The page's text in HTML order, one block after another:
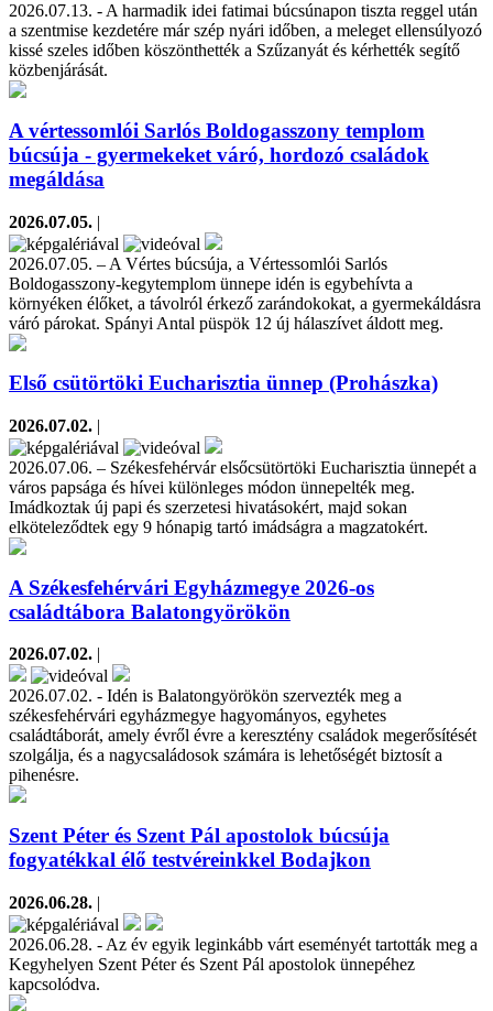
2026.07.13. - A harmadik idei fatimai búcsúnapon tiszta reggel után
a szentmise kezdetére már szép nyári időben, a meleget ellensúlyozó
kissé szeles időben köszönthették a Szűzanyát és kérhették segítő
közbenjárását.
A vértessomlói Sarlós Boldogasszony templom
búcsúja - gyermekeket váró, hordozó családok
megáldása
2026.07.05. |
2026.07.05. – A Vértes búcsúja, a Vértessomlói Sarlós
Boldogasszony-kegytemplom ünnepe idén is egybehívta a
környéken élőket, a távolról érkező zarándokokat, a gyermekáldásra
váró párokat. Spányi Antal püspök 12 új hálaszívet áldott meg.
Első csütörtöki Eucharisztia ünnep (Prohászka)
2026.07.02. |
2026.07.06. – Székesfehérvár elsőcsütörtöki Eucharisztia ünnepét a
város papsága és hívei különleges módon ünnepelték meg.
Imádkoztak új papi és szerzetesi hivatásokért, majd sokan
elköteleződtek egy 9 hónapig tartó imádságra a magzatokért.
A Székesfehérvári Egyházmegye 2026-os
családtábora Balatongyörökön
2026.07.02. |
2026.07.02. - Idén is Balatongyörökön szervezték meg a
székesfehérvári egyházmegye hagyományos, egyhetes
családtáborát, amely évről évre a keresztény családok megerősítését
szolgálja, és a nagycsaládosok számára is lehetőségét biztosít a
pihenésre.
Szent Péter és Szent Pál apostolok búcsúja
fogyatékkal élő testvéreinkkel Bodajkon
2026.06.28. |
2026.06.28. - Az év egyik leginkább várt eseményét tartották meg a
Kegyhelyen Szent Péter és Szent Pál apostolok ünnepéhez
kapcsolódva.